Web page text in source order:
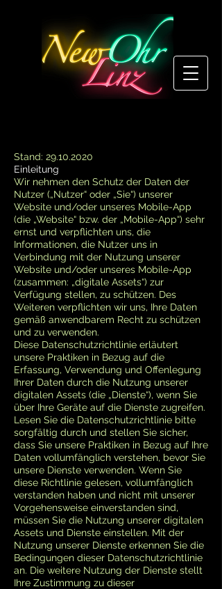
Stand: 29.10.2020
Einleitung
Wir nehmen den Schutz der Daten der
Nutzer („Nutzer“ oder „Sie“) unserer
Website und/oder unseres Mobile-App
(die „Website“ bzw. der „Mobile-App“) sehr
ernst und verpflichten uns, die
Informationen, die Nutzer uns in
Verbindung mit der Nutzung unserer
Website und/oder unseres Mobile-App
(zusammen: „digitale Assets“) zur
Verfügung stellen, zu schützen. Des
Weiteren verpflichten wir uns, Ihre Daten
gemäß anwendbarem Recht zu schützen
und zu verwenden.
Diese Datenschutzrichtlinie erläutert
unsere Praktiken in Bezug auf die
Erfassung, Verwendung und Offenlegung
Ihrer Daten durch die Nutzung unserer
digitalen Assets (die „Dienste“), wenn Sie
über Ihre Geräte auf die Dienste zugreifen.
Lesen Sie die Datenschutzrichtlinie bitte
sorgfältig durch und stellen Sie sicher,
dass Sie unsere Praktiken in Bezug auf Ihre
Daten vollumfänglich verstehen, bevor Sie
unsere Dienste verwenden. Wenn Sie
diese Richtlinie gelesen, vollumfänglich
verstanden haben und nicht mit unserer
Vorgehensweise einverstanden sind,
müssen Sie die Nutzung unserer digitalen
Assets und Dienste einstellen. Mit der
Nutzung unserer Dienste erkennen Sie die
Bedingungen dieser Datenschutzrichtlinie
an. Die weitere Nutzung der Dienste stellt
Ihre Zustimmung zu dieser